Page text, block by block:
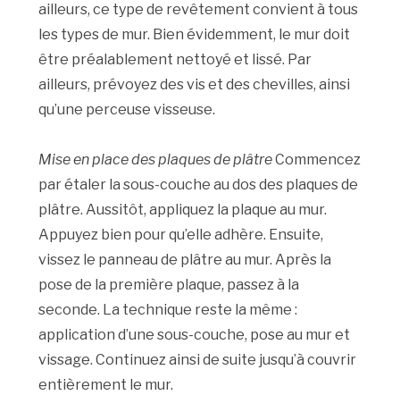
ailleurs, ce type de revêtement convient à tous
les types de mur. Bien évidemment, le mur doit
être préalablement nettoyé et lissé. Par
ailleurs, prévoyez des vis et des chevilles, ainsi
qu’une perceuse visseuse.
Mise en place des plaques de plâtreCommencez
par étaler la sous-couche au dos des plaques de
plâtre. Aussitôt, appliquez la plaque au mur.
Appuyez bien pour qu’elle adhère. Ensuite,
vissez le panneau de plâtre au mur. Après la
pose de la première plaque, passez à la
seconde. La technique reste la même :
application d’une sous-couche, pose au mur et
vissage. Continuez ainsi de suite jusqu’à couvrir
entièrement le mur.